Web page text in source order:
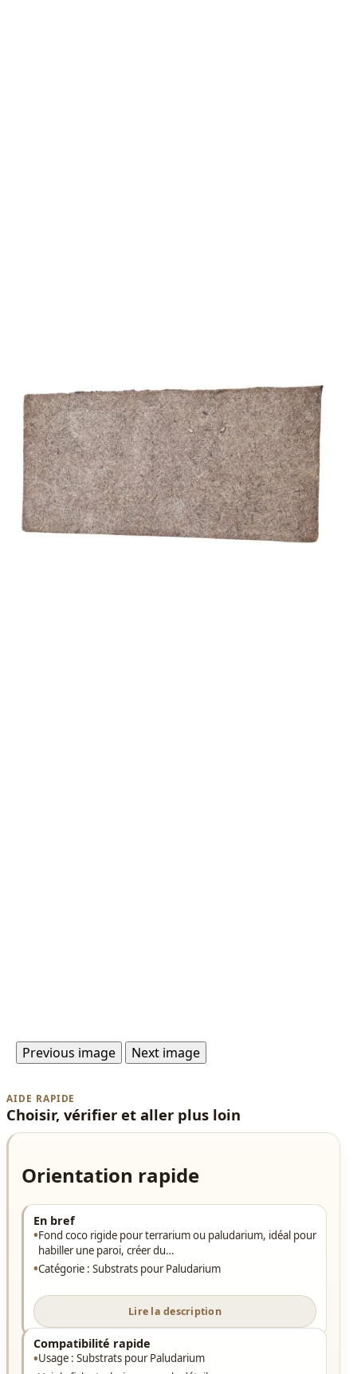
Previous image Next image
AIDE RAPIDE
Choisir, vérifier et aller plus loin
Orientation rapide
En bref
Fond coco rigide pour terrarium ou paludarium, idéal pour
habiller une paroi, créer du…
Catégorie : Substrats pour Paludarium
Lire la description
Compatibilité rapide
Usage : Substrats pour Paludarium